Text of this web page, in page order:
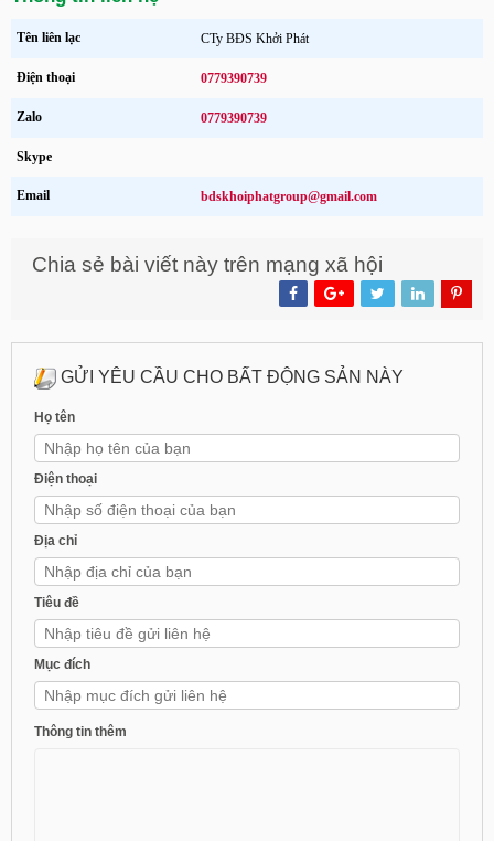
Tên liên lạc CTy BĐS Khởi Phát
Điện thoại 0779390739
Zalo 0779390739
Skype
Email bdskhoiphatgroup@gmail.com
Chia sẻ bài viết này trên mạng xã hội
GỬI YÊU CẦU CHO BẤT ĐỘNG SẢN NÀY
Họ tên
Điện thoại
Địa chỉ
Tiêu đề
Mục đích
Thông tin thêm